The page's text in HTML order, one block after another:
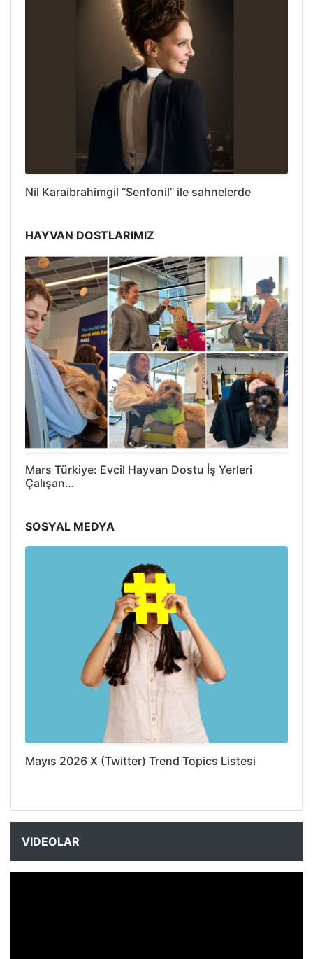
Nil Karaibrahimgil “Senfonil” ile sahnelerde
HAYVAN DOSTLARIMIZ
Mars Türkiye: Evcil Hayvan Dostu İş Yerleri
Çalışan…
SOSYAL MEDYA
Mayıs 2026 X (Twitter) Trend Topics Listesi
VIDEOLAR